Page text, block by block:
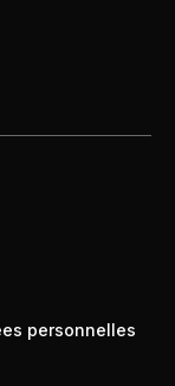
personnelles